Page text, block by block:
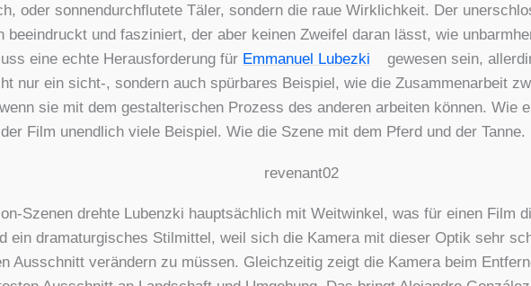
oder son­nen­durch­flu­te­te Täler, son­dern die raue Wirk­lich­keit. Der
beein­druckt und fas­zi­niert, der aber kei­nen Zwei­fel dar­an lässt, wie
eine ech­te Her­aus­for­de­rung für Emma­nu­el Lubez­ki
gewe­sen sein,
nur ein sicht‑, son­dern auch spür­ba­res Bei­spiel, wie die Zusam­men­ar­beit
sie mit dem gestal­te­ri­schen Pro­zess des ande­ren arbei­ten kön­nen. Wie
Film unend­lich vie­le Bei­spiel. Wie die Sze­ne mit dem Pferd und der Tan­ne.
Sze­nen dreh­te Lubenz­ki haupt­säch­lich mit Weit­win­kel, was für einen Film
ein dra­ma­tur­gi­sches Stil­mit­tel, weil sich die Kame­ra mit die­ser Optik sehr
Aus­schnitt ver­än­dern zu müs­sen. Gleich­zei­tig zeigt die Kame­ra beim